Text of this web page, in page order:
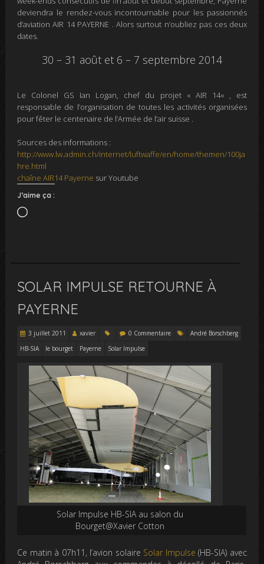
deviendra le rendez-vous incontournable pour les passionnés
d’aviationAIR 14 PAYERNE . Alors surtout n’oubliez pas ces deux
dates.
30 – 31 août et 6 – 7 septembre 2014
Le Colonel GS Ian Logan, chef du projet « AIR 14« , est
responsable de l’organisation de toutes les activités organisées
pour fêter le centenaire de l’Armée de l’air suisse .
Sources des informations :
http://www.lw.admin.ch/internet/luftwaffe/en/home/themen/100ja
hre.html
chaîne AIR14 Payerne sur Youtube
J’aime ça :
Chargement…
SOLAR IMPULSE RETOURNE À
PAYERNE
3 juillet 2011 xavier 0 Commentaire
André Borschberg
HB-SIA
le bourget Payerne Solar Impulse
Solar Impulse HB-SIA au salon du
Bourget@Xavier Cotton
Ce matin à 07h11, l’avion solaire Solar Impulse (HB-SIA) avec